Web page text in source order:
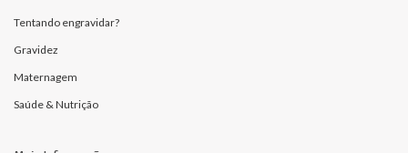
Tentando engravidar?
Gravidez
Maternagem
Saúde & Nutrição